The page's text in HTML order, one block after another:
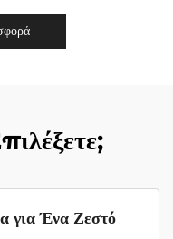
για Ένα Ζεστό